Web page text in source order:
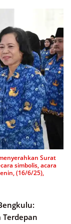
Surat
simbolis, acara
(16/6/25),
Terdepan